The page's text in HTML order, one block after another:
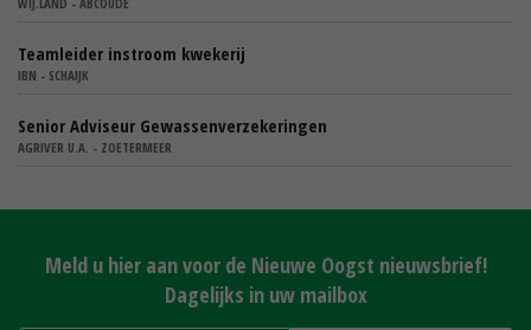
Teamleider instroom kwekerij
IBN - SCHAIJK
Senior Adviseur Gewassenverzekeringen
AGRIVER U.A. - ZOETERMEER
Meld u hier aan voor de Nieuwe Oogst nieuwsbrief!
Dagelijks in uw mailbox